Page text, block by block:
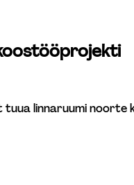
linnaruumi noorte